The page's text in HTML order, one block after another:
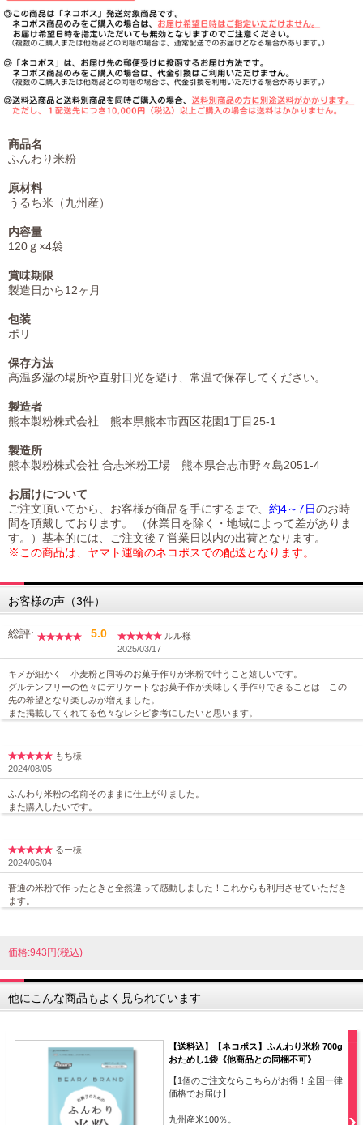
商品名
ふんわり米粉
原材料
うるち米（九州産）
内容量
120ｇ×4袋
賞味期限
製造日から12ヶ月
包装
ポリ
保存方法
高温多湿の場所や直射日光を避け、常温で保存してください。
製造者
熊本製粉株式会社 熊本県熊本市西区花園1丁目25-1
製造所
熊本製粉株式会社 合志米粉工場 熊本県合志市野々島2051-4
お届けについて
ご注文頂いてから、お客様が商品を手にするまで、 約4～7日のお時
間を頂戴しております。 （休業日を除く・地域によって差がありま
す。）基本的には、ご注文後７営業日以内の出荷となります。
※この商品は、ヤマト運輸のネコポスでの配送となります。
お客様の声（3件）
総評: 5.0
ルル様
2025/03/17
キメが細かく 小麦粉と同等のお菓子作りが米粉で叶うこと嬉しいです。
グルテンフリーの色々にデリケートなお菓子作が美味しく手作りできることは この
先の希望となり楽しみが増えました。
また掲載してくれてる色々なレシピ参考にしたいと思います。
もち様
2024/08/05
ふんわり米粉の名前そのままに仕上がりました。
また購入したいです。
るー様
2024/06/04
普通の米粉で作ったときと全然違って感動しました！これからも利用させていただき
ます。
価格:943円(税込)
他にこんな商品もよく見られています
【送料込】【ネコポス】ふんわり米粉 700g
おためし1袋《他商品との同梱不可》
【1個のご注文ならこちらがお得！全国一律
価格でお届け】
九州産米100％。